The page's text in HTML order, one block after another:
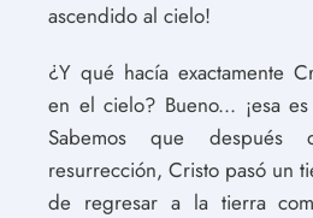
ascendido al cielo!
¿Y qué hacía exactamente
en el cielo? Bueno... ¡esa
Sabemos que
resurrección, Cristo pasó un
de regresar a la tierra